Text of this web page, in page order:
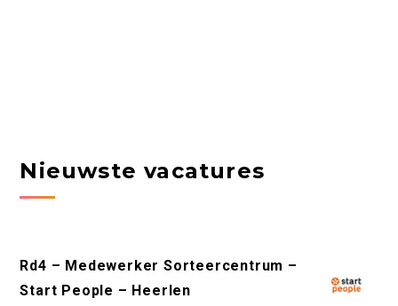
Nieuwste vacatures
Rd4 – Medewerker Sorteercentrum –
Start People – Heerlen